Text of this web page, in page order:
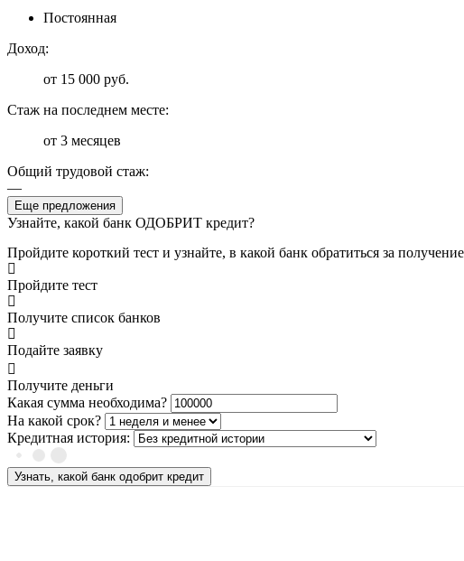
Постоянная
Доход:
от 15 000 руб.
Стаж на последнем месте:
от 3 месяцев
Общий трудовой стаж:
—
Еще предложения
Узнайте, какой банк ОДОБРИТ кредит?
Пройдите короткий тест и узнайте, в какой банк обратиться за
Пройдите тест
Получите список банков
Подайте заявку
Получите деньги
Какая сумма необходима?
На какой срок?
Кредитная история:
Узнать, какой банк одобрит кредит